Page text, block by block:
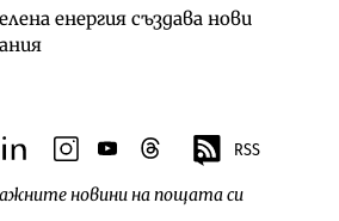
енергия създава нови
linkedininstagram
youtubethreads RSS
новини на пощата си